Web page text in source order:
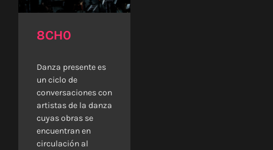
8CH0
Danza presente es
un ciclo de
conversaciones con
artistas de la danza
cuyas obras se
encuentran en
circulación al